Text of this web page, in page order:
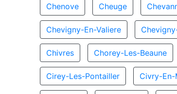
Chenove Cheuge
Chevigny-En-Valiere
Chivres Chorey-Les-Beaune
Cirey-Les-Pontailler Civry-